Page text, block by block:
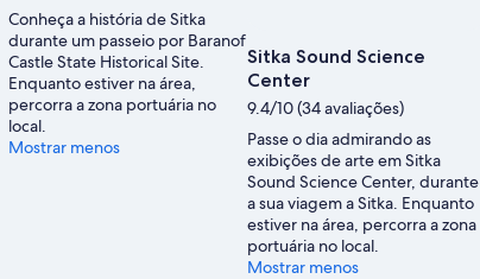
Conheça a história de Sitka
durante um passeio por Baranof
Castle State Historical Site.
Enquanto estiver na área,
percorra a zona portuária no
local.
Mostrar menos
Sitka Sound Science
Center
9.4/10 (34 avaliações)
Passe o dia admirando as
exibições de arte em Sitka
Sound Science Center, durante
a sua viagem a Sitka. Enquanto
estiver na área, percorra a zona
portuária no local.
Mostrar menos